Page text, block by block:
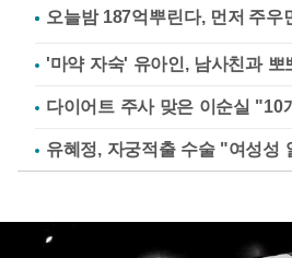
'마약 자숙' 유아인, 남사친과 뽀
다이어트 주사 맞은 이순실 "10
유혜정, 자궁적출 수술 "여성성